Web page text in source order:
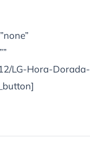
LG-Hora-Dorada-